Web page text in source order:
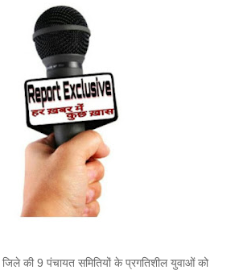
जिले की 9 पंचायत समितियों के प्रगतिशील युवाओं को